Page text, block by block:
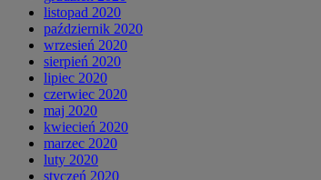
listopad 2020
październik 2020
wrzesień 2020
sierpień 2020
lipiec 2020
czerwiec 2020
maj 2020
kwiecień 2020
marzec 2020
luty 2020
styczeń 2020